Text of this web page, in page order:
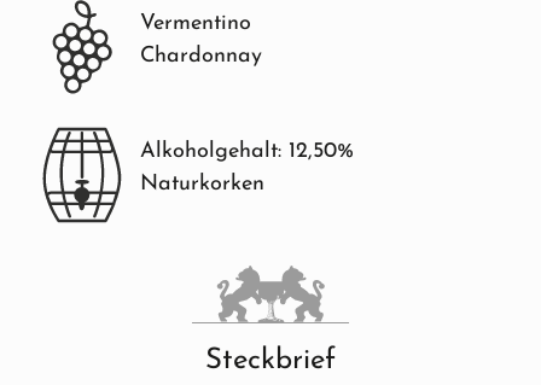
Vermentino
Chardonnay
Alkoholgehalt: 12,50%
Naturkorken
Steckbrief